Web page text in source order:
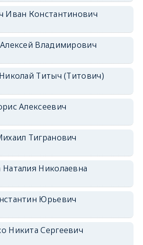
Иван Константинович
Владимирович
Титыч (Титович)
Алексеевич
Тигранович
Николаевна
Юрьевич
Никита Сергеевич